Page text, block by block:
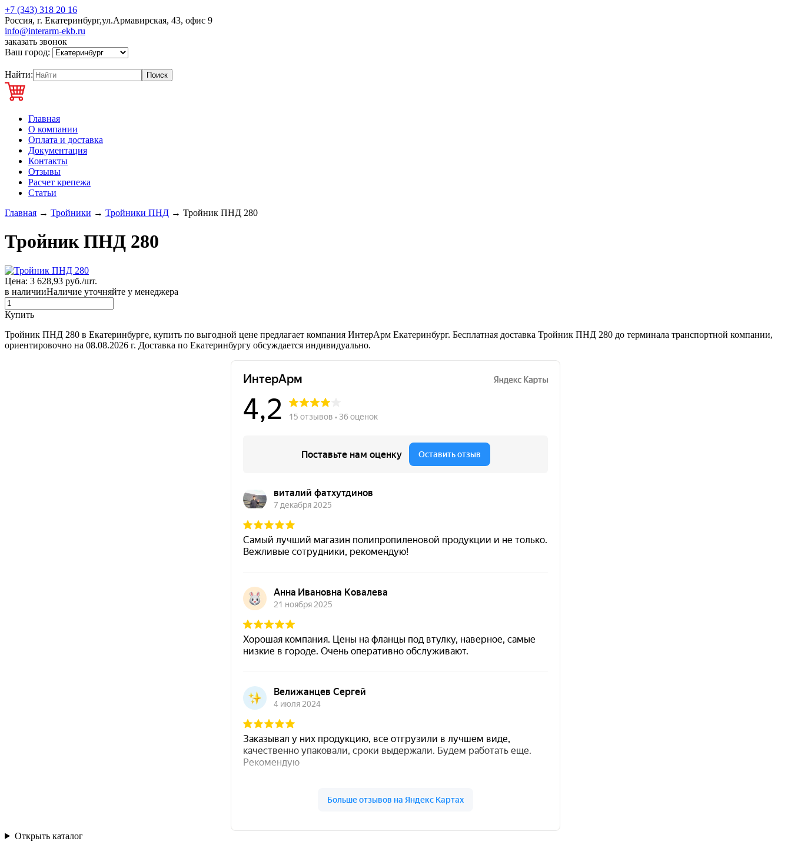
+7 (343) 318 20 16
Россия, г. Екатеринбург,ул.Армавирская, 43, офис 9
info@interarm-ekb.ru
заказать звонок
Ваш город:
Найти:
Главная
О компании
Оплата и доставка
Документация
Контакты
Отзывы
Расчет крепежа
Статьи
Главная → Тройники → Тройники ПНД → Тройник ПНД 280
Тройник ПНД 280
Цена: 3 628,93 руб./шт.
в наличииНаличие уточняйте у менеджера
Купить
Тройник ПНД 280 в Екатеринбурге, купить по выгодной цене предлагает компания ИнтерАрм Екатеринбург. Бесплатная доставка Тройник ПНД 280 до терминала транспортной компании,
ориентировочно на 08.08.2026 г. Доставка по Екатеринбургу обсуждается индивидуально.
Открыть каталог